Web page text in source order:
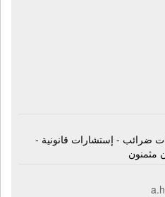
ضرائب - إستشارات قانونية -
مثمنون